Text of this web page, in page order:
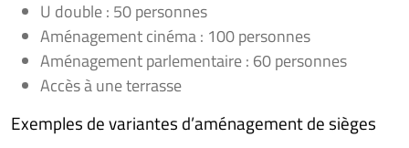
U double : 50 personnes
Aménagement cinéma : 100 personnes
Aménagement parlementaire : 60 personnes
Accès à une terrasse
Exemples de variantes d’aménagement de sièges